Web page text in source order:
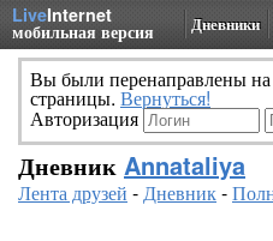
LiveInternet
мобильная версия Дневники
Вы были перенаправлены
страницы. Вернуться!
Авторизация
Дневник Annataliya
Лента друзей -Дневник-